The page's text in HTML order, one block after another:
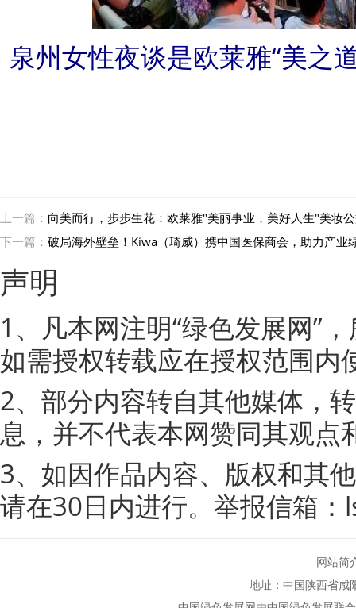
泉州女性夜谈是欧莱雅“美之
上一篇： 向美而行，步步生花：欧莱雅"美丽事业，美好人生"美妆
下一篇： 破局海外壁垒！Kiwa（琦威）携中国医保商会，助力产业
声明
1、凡本网注明“绿色发展网”
如需授权转载应在授权范围内
2、部分内容转自其他媒体，
息，并不代表本网赞同其观点
3、如因作品内容、版权和其
请在30日内进行。举报信箱
网站简
地址：中国陕西省咸